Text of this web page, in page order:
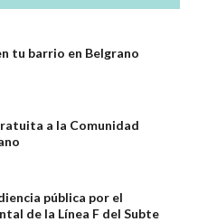
tu barrio en Belgrano
a la Comunidad
pública por el
de la Línea F del Subte